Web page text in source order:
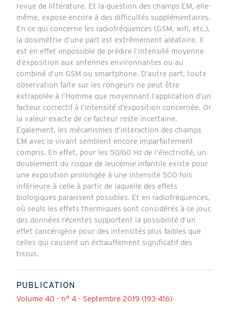
revue de littérature. Et la question des champs EM, elle-
même, expose encore à des difficultés supplémentaires.
En ce qui concerne les radiofréquences (GSM, wifi, etc.),
la dosimétrie d’une part est extrêmement aléatoire. Il
est en effet impossible de prédire l’intensité moyenne
d’exposition aux antennes environnantes ou au
combiné d’un GSM ou smartphone. D’autre part, toute
observation faite sur les rongeurs ne peut être
extrapolée à l’Homme que moyennant l’application d’un
facteur correctif à l’intensité d’exposition concernée. Or
la valeur exacte de ce facteur reste incertaine.
Egalement, les mécanismes d’interaction des champs
EM avec le vivant semblent encore imparfaitement
compris. En effet, pour les 50/60 Hz de l’électricité, un
doublement du risque de leucémie infantile existe pour
une exposition prolongée à une intensité 500 fois
inférieure à celle à partir de laquelle des effets
biologiques paraissent possibles. Et en radiofréquences,
où seuls les effets thermiques sont considérés à ce jour,
des données récentes supportent la possibilité d’un
effet cancérigène pour des intensités plus faibles que
celles qui causent un échauffement significatif des
tissus.
PUBLICATION
Volume 40 - n° 4 - Septembre 2019 (193-416)